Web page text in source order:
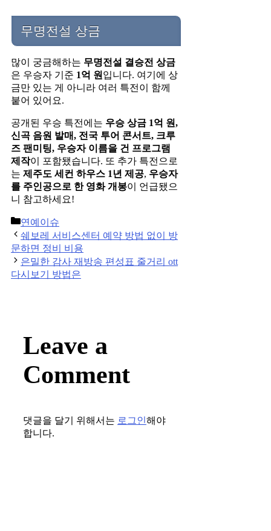
무명전설 상금
많이 궁금해하는 무명전설 결승전 상금
은 우승자 기준 1억 원 입니다. 여기에 상
금만 있는 게 아니라 여러 특전이 함께
붙어 있어요.
공개된 우승 특전에는 우승 상금 1억 원,
신곡 음원 발매, 전국 투어 콘서트, 크루
즈 팬미팅, 우승자 이름을 건 프로그램
제작이 포함됐습니다. 또 추가 특전으로
는 제주도 세컨 하우스 1년 제공, 우승자
를 주인공으로 한 영화 개봉이 언급됐으
니 참고하세요!
Categories
연예이슈
Post
navigation
쉐보레 서비스센터 예약 방법 없이 방
문하면 정비 비용
은밀한 감사 재방송 편성표 줄거리 ott
다시보기 방법은
Leave a
Comment
댓글을 달기 위해서는 로그인해야
합니다.